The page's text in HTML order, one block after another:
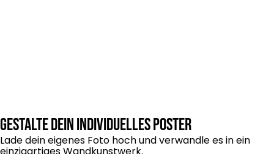
Gestalte dein individuelles Poster
Lade dein eigenes Foto hoch und verwandle es in ein